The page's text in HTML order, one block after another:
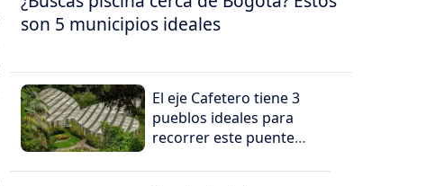
son 5 municipios ideales
El eje Cafetero tiene 3
pueblos ideales para
recorrer este puente